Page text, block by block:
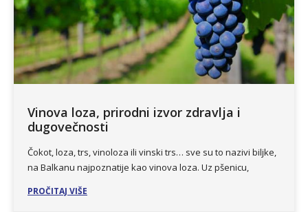
Vinova loza, prirodni izvor zdravlja i
dugovečnosti
Čokot, loza, trs, vinoloza ili vinski trs… sve su to nazivi biljke,
na Balkanu najpoznatije kao vinova loza. Uz pšenicu,
PROČITAJ VIŠE